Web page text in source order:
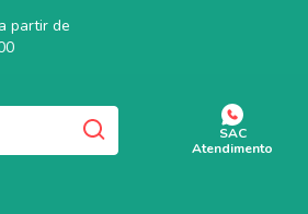
partir de
SAC
Atendimento